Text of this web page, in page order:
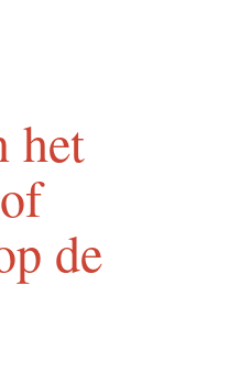
het
de